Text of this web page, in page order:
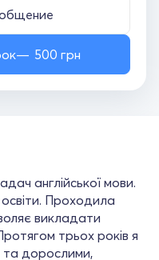
500 грн
англійської мови.
Проходила
викладати
трьох років я
та дорослими,